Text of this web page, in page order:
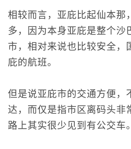
相较而言，亚庇比起仙本那
多，因为本身亚庇是整个沙
市，相对来说也比较安全，
庇的航班。
但是说亚庇市的交通方便，
达，而仅是指市区离码头非
路上其实很少见到有公交车。